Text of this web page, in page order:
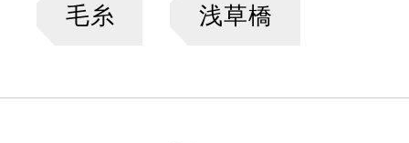
毛糸 浅草橋